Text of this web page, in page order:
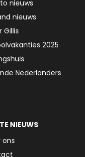
nieuws
nieuws
Gillis
2025
Nederlanders
NIEUWS
ons